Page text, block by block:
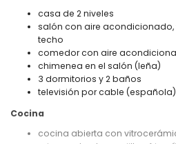
casa de 2 niveles
salón con aire acondicionado,
techo
comedor con aire
chimenea en el salón (leña)
3 dormitorios y 2 baños
televisión por cable (española)
Cocina
cocina abierta con